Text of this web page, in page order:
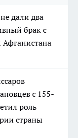
дали два
брак с
с 155-
роль
страны